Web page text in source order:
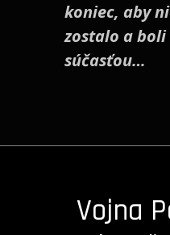
koniec, aby
zostalo a
súčasťou…
Vojna